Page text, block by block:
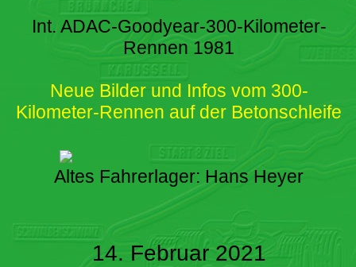
Int. ADAC-Goodyear-300-Kilometer-
Rennen 1981
Neue Bilder und Infos vom 300-
Kilometer-Rennen auf der Betonschleife
Altes Fahrerlager: Hans Heyer
14. Februar 2021